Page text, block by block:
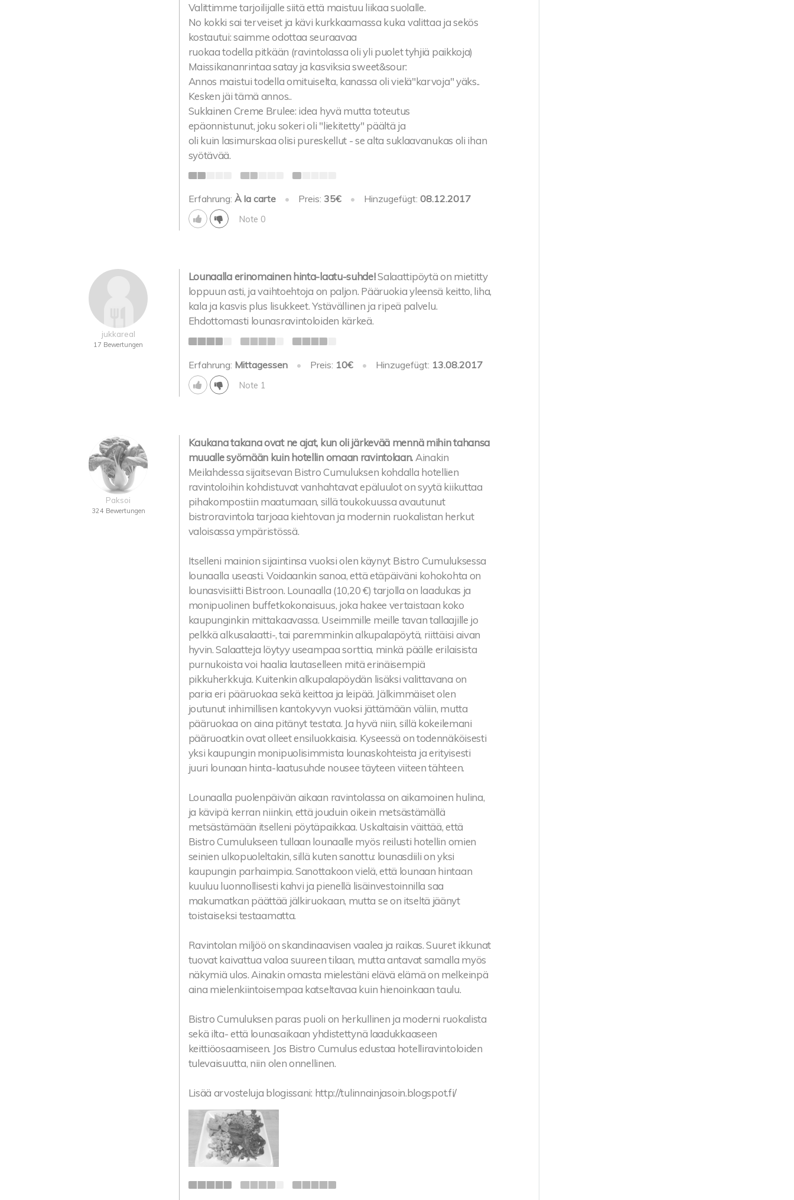
Valittimme tarjoilijalle siitä että maistuu liikaa suolalle.
No kokki sai terveiset ja kävi kurkkaamassa kuka valittaa ja sekös
kostautui: saimme odottaa seuraavaa
ruokaa todella pitkään (ravintolassa oli yli puolet tyhjiä paikkoja)
Maissikananrintaa satay ja kasviksia sweet&sour:
Annos maistui todella omituiselta, kanassa oli vielä"karvoja" yäks..
Kesken jäi tämä annos..
Suklainen Creme Brulee: idea hyvä mutta toteutus
epäonnistunut, joku sokeri oli "liekitetty" päältä ja
oli kuin lasimurskaa olisi pureskellut - se alta suklaavanukas oli ihan
syötävää.
Erfahrung: À la carte • Preis: 35€ • Hinzugefügt:08.12.2017
Note 0
jukkareal
17 Bewertungen
Lounaalla erinomainen hinta-laatu-suhde!Salaattipöytä on mietitty
loppuun asti, ja vaihtoehtoja on paljon. Pääruokia yleensä keitto, liha,
kala ja kasvis plus lisukkeet. Ystävällinen ja ripeä palvelu.
Ehdottomasti lounasravintoloiden kärkeä.
Erfahrung: Mittagessen • Preis: 10€ • Hinzugefügt: 13.08.2017
Note 1
Paksoi
324 Bewertungen
Kaukana takana ovat ne ajat, kun oli järkevää mennä mihin tahansa
muualle syömään kuin hotellin omaan ravintolaan.Ainakin
Meilahdessa sijaitsevan Bistro Cumuluksen kohdalla hotellien
ravintoloihin kohdistuvat vanhahtavat epäluulot on syytä kiikuttaa
pihakompostiin maatumaan, sillä toukokuussa avautunut
bistroravintola tarjoaa kiehtovan ja modernin ruokalistan herkut
valoisassa ympäristössä.
Itselleni mainion sijaintinsa vuoksi olen käynyt Bistro Cumuluksessa
lounaalla useasti. Voidaankin sanoa, että etäpäiväni kohokohta on
lounasvisiitti Bistroon. Lounaalla (10,20 €) tarjolla on laadukas ja
monipuolinen buffetkokonaisuus, joka hakee vertaistaan koko
kaupunginkin mittakaavassa. Useimmille meille tavan tallaajille jo
pelkkä alkusalaatti-, tai paremminkin alkupalapöytä, riittäisi aivan
hyvin. Salaatteja löytyy useampaa sorttia, minkä päälle erilaisista
purnukoista voi haalia lautaselleen mitä erinäisempiä
pikkuherkkuja. Kuitenkin alkupalapöydän lisäksi valittavana on
paria eri pääruokaa sekä keittoa ja leipää. Jälkimmäiset olen
joutunut inhimillisen kantokyvyn vuoksi jättämään väliin, mutta
pääruokaa on aina pitänyt testata. Ja hyvä niin, sillä kokeilemani
pääruoatkin ovat olleet ensiluokkaisia. Kyseessä on todennäköisesti
yksi kaupungin monipuolisimmista lounaskohteista ja erityisesti
juuri lounaan hinta-laatusuhde nousee täyteen viiteen tähteen.
Lounaalla puolenpäivän aikaan ravintolassa on aikamoinen hulina,
ja kävipä kerran niinkin, että jouduin oikein metsästämällä
metsästämään itselleni pöytäpaikkaa. Uskaltaisin väittää, että
Bistro Cumulukseen tullaan lounaalle myös reilusti hotellin omien
seinien ulkopuoleltakin, sillä kuten sanottu: lounasdiili on yksi
kaupungin parhaimpia. Sanottakoon vielä, että lounaan hintaan
kuuluu luonnollisesti kahvi ja pienellä lisäinvestoinnilla saa
makumatkan päättää jälkiruokaan, mutta se on itseltä jäänyt
toistaiseksi testaamatta.
Ravintolan miljöö on skandinaavisen vaalea ja raikas. Suuret ikkunat
tuovat kaivattua valoa suureen tilaan, mutta antavat samalla myös
näkymiä ulos. Ainakin omasta mielestäni elävä elämä on melkeinpä
aina mielenkiintoisempaa katseltavaa kuin hienoinkaan taulu.
Bistro Cumuluksen paras puoli on herkullinen ja moderni ruokalista
sekä ilta- että lounasaikaan yhdistettynä laadukkaaseen
keittiöosaamiseen. Jos Bistro Cumulus edustaa hotelliravintoloiden
tulevaisuutta, niin olen onnellinen.
Lisää arvosteluja blogissani: http://tulinnainjasoin.blogspot.fi/